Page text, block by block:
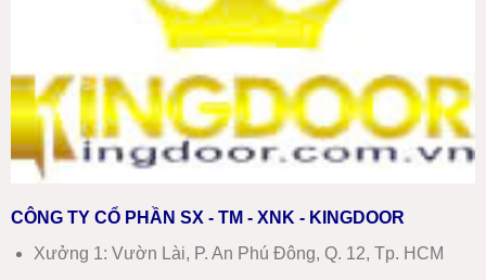
CÔNG TY CỔ PHẦN SX - TM - XNK - KINGDOOR
Xưởng 1: Vườn Lài, P. An Phú Đông, Q. 12, Tp. HCM